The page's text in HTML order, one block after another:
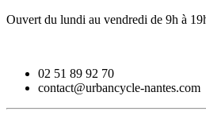
Ouvert du lundi au vendredi de 9h à
02 51 89 92 70
contact@urbancycle-nantes.com